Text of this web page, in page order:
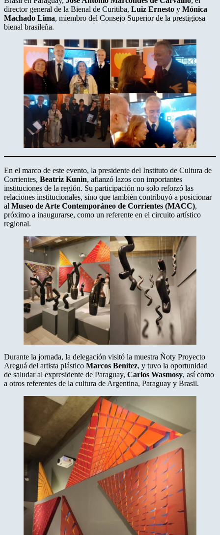
director general de la Bienal de Curitiba, Luiz Ernesto y Mónica
Machado Lima, miembro del Consejo Superior de la prestigiosa
bienal brasileña.
En el marco de este evento, la presidente del Instituto de Cultura de
Corrientes, Beatriz Kunin, afianzó lazos con importantes
instituciones de la región. Su participación no solo reforzó las
relaciones institucionales, sino que también contribuyó a posicionar
al Museo de Arte Contemporáneo de Corrientes (MACC),
próximo a inaugurarse, como un referente en el circuito artístico
regional.
Durante la jornada, la delegación visitó la muestra Ñoty Proyecto
Areguá del artista plástico Marcos Benítez, y tuvo la oportunidad
de saludar al expresidente de Paraguay, Carlos Wasmosy, así como
a otros referentes de la cultura de Argentina, Paraguay y Brasil.